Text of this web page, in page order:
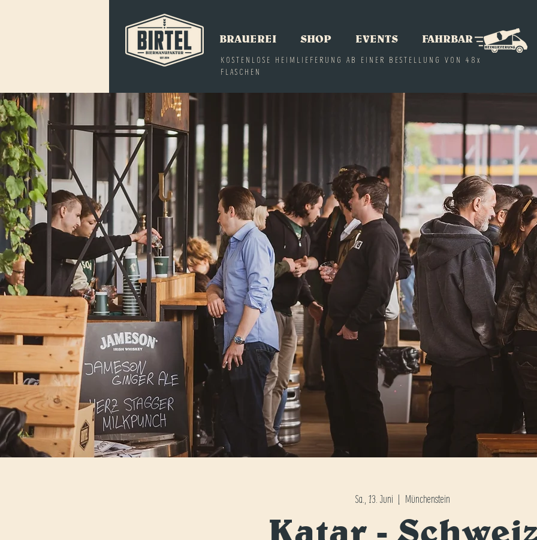
BRAUEREI SHOP EVENTS FAHRBAR
KOSTENLOSE HEIMLIEFERUNG AB EINER BESTELLUNG VON 48x
FLASCHEN
Sa., 13. Juni Münchenstein
Katar -